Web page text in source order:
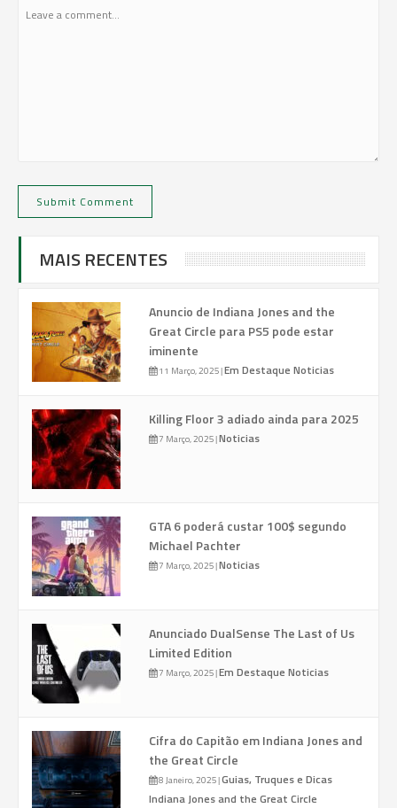
MAIS RECENTES
Anuncio de Indiana Jones and the
Great Circle para PS5 pode estar
iminente
11 Março, 2025|Em Destaque Noticias
Killing Floor 3 adiado ainda para 2025
7 Março, 2025|Noticias
GTA 6 poderá custar 100$ segundo
Michael Pachter
7 Março, 2025|Noticias
Anunciado DualSense The Last of Us
Limited Edition
7 Março, 2025|Em Destaque Noticias
Cifra do Capitão em Indiana Jones and
the Great Circle
8 Janeiro, 2025|Guias, Truques e Dicas
Indiana Jones and the Great Circle